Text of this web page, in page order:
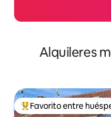
Alquileres
Favorito entre
Favorito entre